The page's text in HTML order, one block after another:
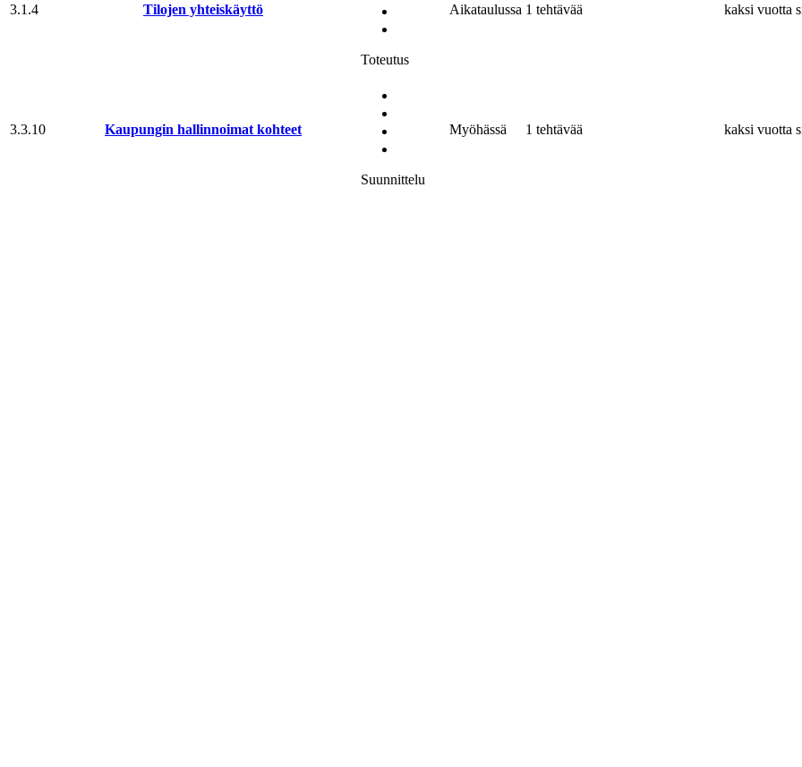
3.1.4 Tilojen yhteiskäyttö
Toteutus
Aikataulussa 1 tehtävää kaksi vuotta
3.3.10 Kaupungin hallinnoimat kohteet
Suunnittelu
Myöhässä 1 tehtävää kaksi vuotta